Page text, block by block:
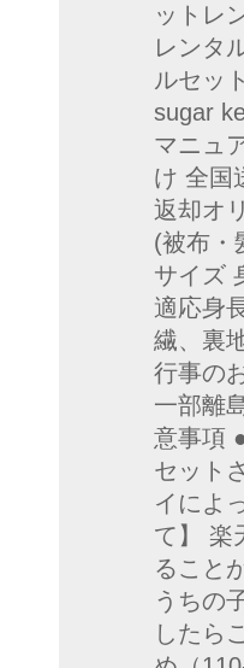
ットレ
レンタ
ルセッ
sugar
マニュ
け 全国
返却オ
(被布・
サイズ
適応身
繊、裏
行事の
一部離
意事項
セット
イによ
て】 楽
ること
うちの
したら